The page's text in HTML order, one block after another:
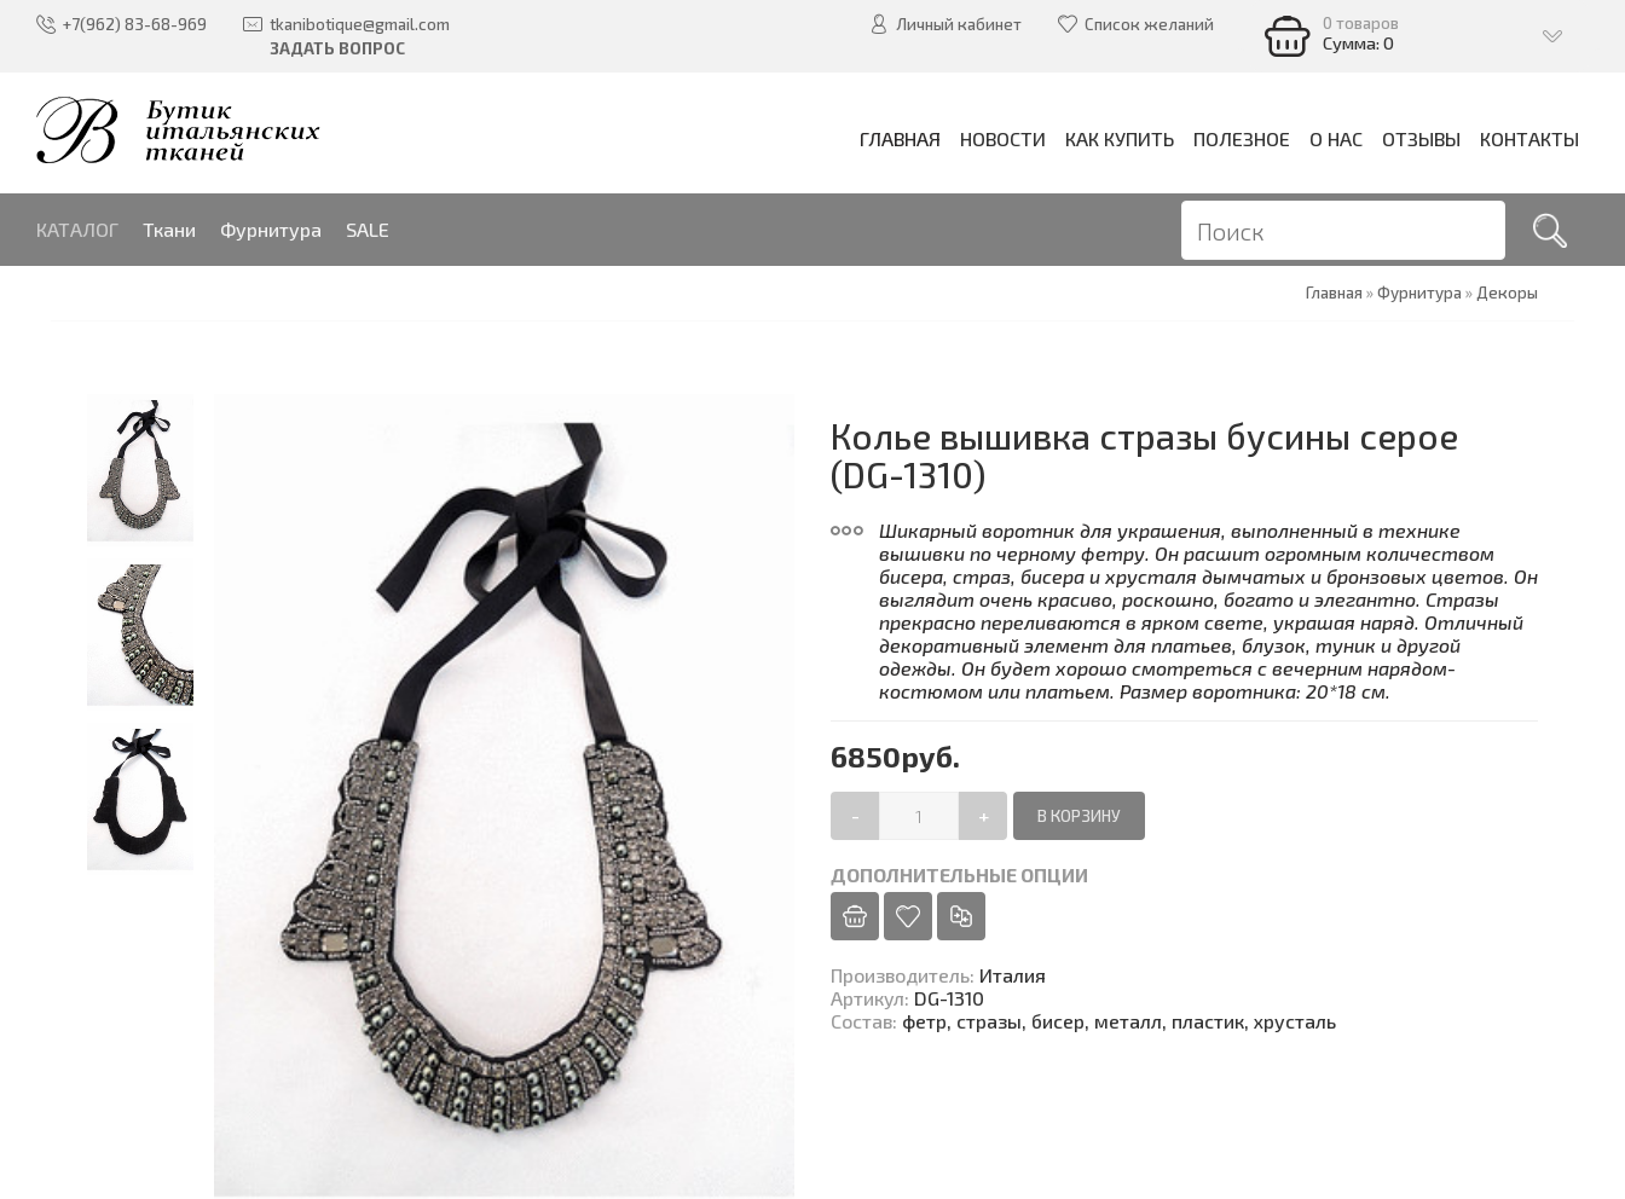
+7(962) 83-68-969
tkanibotique@gmail.com
ЗАДАТЬ ВОПРОС
Личный кабинет Список желаний 0 товаров
Сумма: 0
ГЛАВНАЯ НОВОСТИ КАК КУПИТЬ ПОЛЕЗНОЕ О НАС ОТЗЫВЫ КОНТАКТЫ
КАТАЛОГ Ткани Фурнитура SALE
Главная »Фурнитура » Декоры
Колье вышивка стразы бусины серое
(DG-1310)
Шикарный воротник для украшения, выполненный в технике
вышивки по черному фетру. Он расшит огромным количеством
бисера, страз, бисера и хрусталя дымчатых и бронзовых цветов. Он
выглядит очень красиво, роскошно, богато и элегантно. Стразы
прекрасно переливаются в ярком свете, украшая наряд. Отличный
декоративный элемент для платьев, блузок, туник и другой
одежды. Он будет хорошо смотреться с вечерним нарядом-
костюмом или платьем. Размер воротника: 20*18 см.
6850руб.
- +
ДОПОЛНИТЕЛЬНЫЕ ОПЦИИ
Производитель: Италия
Артикул: DG-1310
Состав: фетр, стразы, бисер, металл, пластик, хрусталь